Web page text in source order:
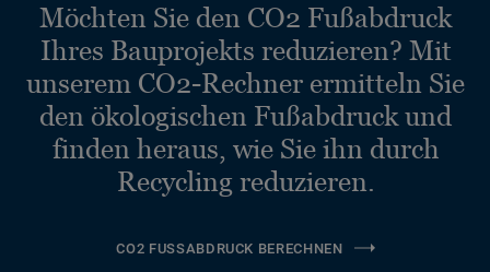
Möchten Sie den CO2 Fußabdruck
Ihres Bauprojekts reduzieren? Mit
unserem CO2-Rechner ermitteln Sie
den ökologischen Fußabdruck und
finden heraus, wie Sie ihn durch
Recycling reduzieren.
CO2 FUSSABDRUCK BERECHNEN